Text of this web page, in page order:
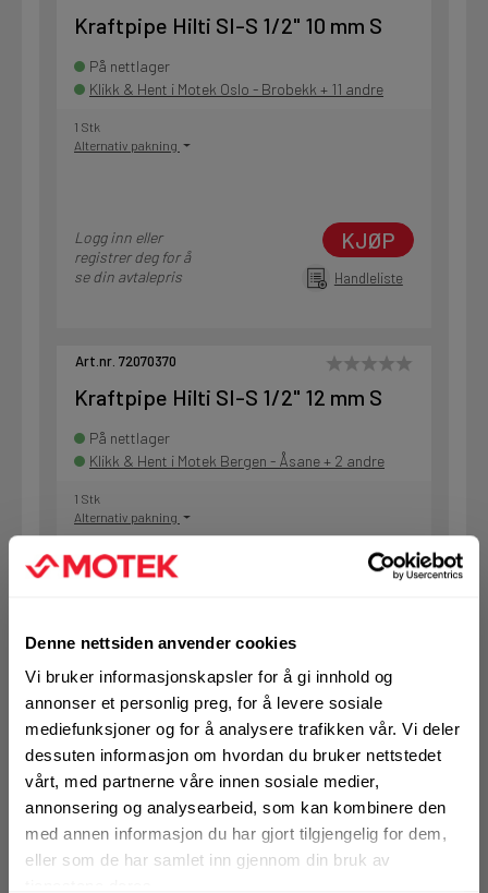
Denne nettsiden anvender cookies
Vi bruker informasjonskapsler for å gi innhold og
annonser et personlig preg, for å levere sosiale
mediefunksjoner og for å analysere trafikken vår. Vi deler
dessuten informasjon om hvordan du bruker nettstedet
vårt, med partnerne våre innen sosiale medier,
annonsering og analysearbeid, som kan kombinere den
med annen informasjon du har gjort tilgjengelig for dem,
eller som de har samlet inn gjennom din bruk av
Kraftpipe Hilti SI-S 1/2" 10 mm S
På nettlager
Klikk & Hent i Motek Oslo - Brobekk + 11 andre
1 Stk
Alternativ pakning
Logg inn eller
registrer deg for å
se din avtalepris
KJØP
Handleliste
Art.nr. 72070370
Kraftpipe Hilti SI-S 1/2" 12 mm S
På nettlager
Klikk & Hent i Motek Bergen - Åsane + 2 andre
1 Stk
Alternativ pakning
se din avtalepris
Art.nr. 72070371
Kraftpipe Hilti SI-S 1/2" 13 mm S
På nettlager
Klikk & Hent i Motek Oslo - Brobekk + 29 andre
1 Stk